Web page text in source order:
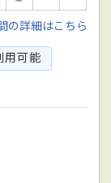
の詳細はこちら
用可能